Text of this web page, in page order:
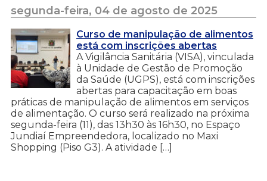
segunda-feira, 04 de agosto de 2025
Curso de manipulação de alimentos
está com inscrições abertas
A Vigilância Sanitária (VISA), vinculada
à Unidade de Gestão de Promoção
da Saúde (UGPS), está com inscrições
abertas para capacitação em boas
práticas de manipulação de alimentos em serviços
de alimentação. O curso será realizado na próxima
segunda-feira (11), das 13h30 às 16h30, no Espaço
Jundiaí Empreendedora, localizado no Maxi
Shopping (Piso G3). A atividade […]